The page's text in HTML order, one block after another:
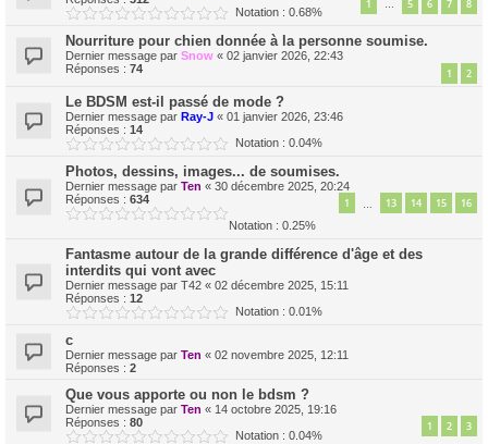
1 … 5 6 7 8
Notation : 0.68%
Nourriture pour chien donnée à la personne soumise.
Dernier message par Snow « 02 janvier 2026, 22:43
Réponses : 74 1 2
Le BDSM est-il passé de mode ?
Dernier message par Ray-J « 01 janvier 2026, 23:46
Réponses : 14
Notation : 0.04%
Photos, dessins, images... de soumises.
Dernier message par Ten « 30 décembre 2025, 20:24
Réponses : 634 1 13 14 15 16
Notation : 0.25%
Fantasme autour de la grande différence d'âge et des
interdits qui vont avec
Dernier message par T42 « 02 décembre 2025, 15:11
Réponses : 12
Notation : 0.01%
c
Dernier message par Ten « 02 novembre 2025, 12:11
Réponses : 2
Que vous apporte ou non le bdsm ?
Dernier message par Ten « 14 octobre 2025, 19:16
Réponses : 80 1 2 3
Notation : 0.04%